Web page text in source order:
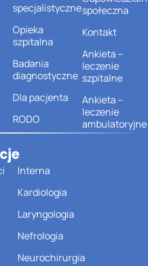
specjalistyczne
Opieka
szpitalna
Badania
diagnostyczne
Dla pacjenta
RODO
społeczna
Kontakt
Ankieta –
leczenie
szpitalne
Ankieta –
leczenie
ambulatoryjne
Interna
Kardiologia
Laryngologia
Nefrologia
Neurochirurgia